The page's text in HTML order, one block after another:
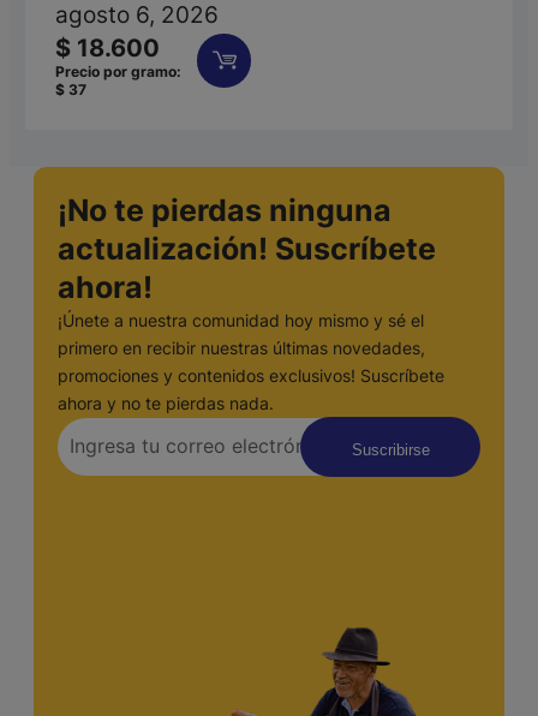
con
0
de
agosto 6, 2026
$ 18.600
Precio por gramo:
$ 37
¡No te pierdas ninguna
actualización! Suscríbete
ahora!
¡Únete a nuestra comunidad hoy mismo y sé el
primero en recibir nuestras últimas novedades,
promociones y contenidos exclusivos! Suscríbete
ahora y no te pierdas nada.
Suscribirse